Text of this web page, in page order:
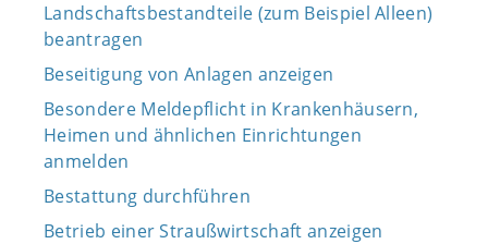
Landschaftsbestandteile (zum Beispiel Alleen)
beantragen
Beseitigung von Anlagen anzeigen
Besondere Meldepflicht in Krankenhäusern,
Heimen und ähnlichen Einrichtungen
anmelden
Bestattung durchführen
Betrieb einer Straußwirtschaft anzeigen